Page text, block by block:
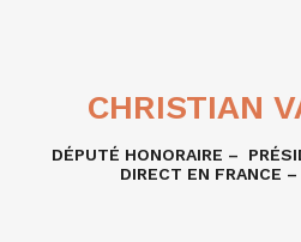
CHRISTIAN
DÉPUTÉ HONORAIRE –
DIRECT EN FRANCE